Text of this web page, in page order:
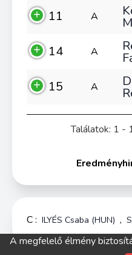
11 A
14 A
15 A
Találatok: 1 -
C : ILYÉS Csaba (HUN) ,
A megfelelő élmény